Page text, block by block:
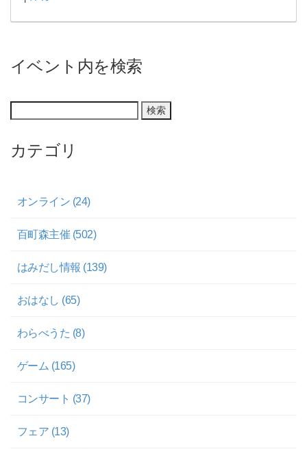
イベント内を検索
カテゴリ
オンライン (24)
百町森主催 (502)
はみだし情報 (139)
おはなし (65)
わらべうた (8)
ゲーム (165)
コンサート (37)
フェア (13)